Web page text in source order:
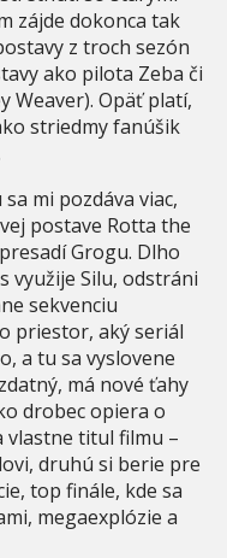
zájde dokonca tak
z troch sezón
ako pilota Zeba či
Weaver). Opäť platí,
striedmy fanúšik
mi pozdáva viac,
postave Rotta the
Grogu. Dlho
využije Silu, odstráni
sekvenciu
priestor, aký seriál
a tu sa vyslovene
má nové ťahy
drobec opiera o
vlastne titul filmu –
druhú si berie pre
top finále, kde sa
megaexplózie a